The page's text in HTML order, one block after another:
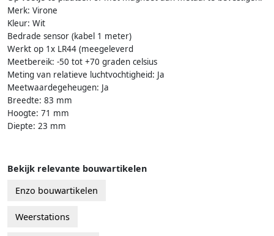
Merk: Virone
Kleur: Wit
Bedrade sensor (kabel 1 meter)
Werkt op 1x LR44 (meegeleverd
Meetbereik: -50 tot +70 graden celsius
Meting van relatieve luchtvochtigheid: Ja
Meetwaardegeheugen: Ja
Breedte: 83 mm
Hoogte: 71 mm
Diepte: 23 mm
Bekijk relevante bouwartikelen
Enzo bouwartikelen
Weerstations